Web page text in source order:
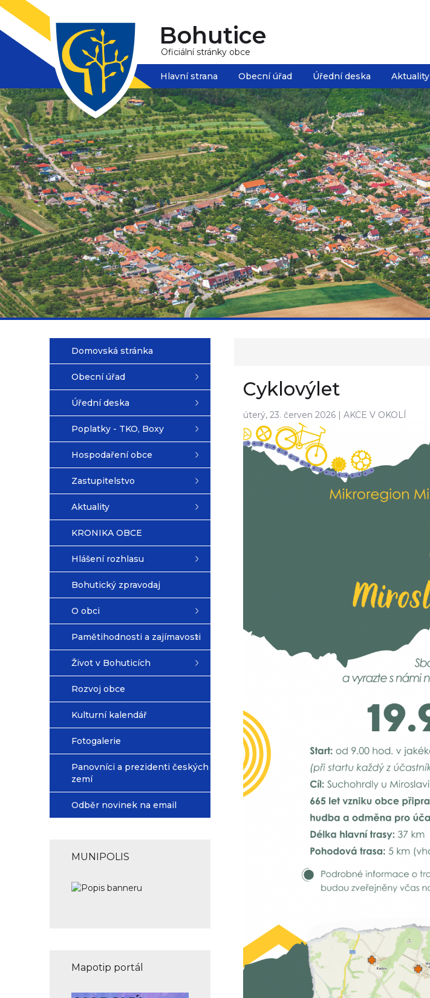
Bohutice
Oficiální stránky obce
Hlavní strana Obecní úřad Úřední deska Aktuality
Domovská stránka
Obecní úřad
Úřední deska
Poplatky - TKO, Boxy
Hospodaření obce
Zastupitelstvo
Aktuality
KRONIKA OBCE
Hlášení rozhlasu
Bohutický zpravodaj
O obci
Pamětihodnosti a zajímavosti
Život v Bohuticích
Rozvoj obce
Kulturní kalendář
Fotogalerie
Panovníci a prezidenti českých
zemí
Odběr novinek na email
MUNIPOLIS
Mapotip portál
Cyklovýlet
úterý, 23. červen 2026 | AKCE V OKOLÍ